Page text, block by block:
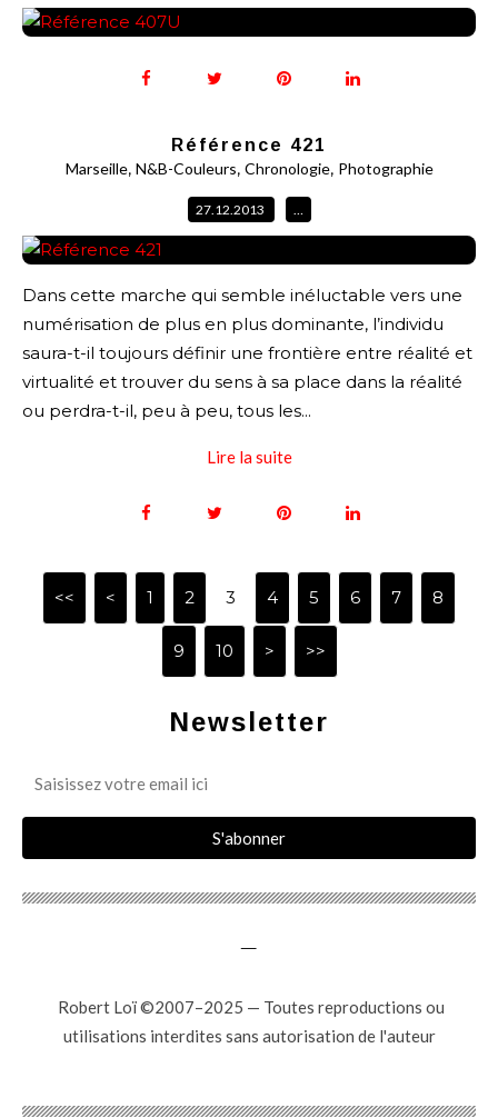
Référence 421
Marseille, N&B-Couleurs, Chronologie, Photographie
27.12.2013 …
Dans cette marche qui semble inéluctable vers une
numérisation de plus en plus dominante, l’individu
saura-t-il toujours définir une frontière entre réalité et
virtualité et trouver du sens à sa place dans la réalité
ou perdra-t-il, peu à peu, tous les...
Lire la suite
<< < 1 2 3 4 5 6 7 8
9 10 > >>
Newsletter
Robert Loï ©2007–2025 — Toutes reproductions ou
utilisations interdites sans autorisation de l'auteur